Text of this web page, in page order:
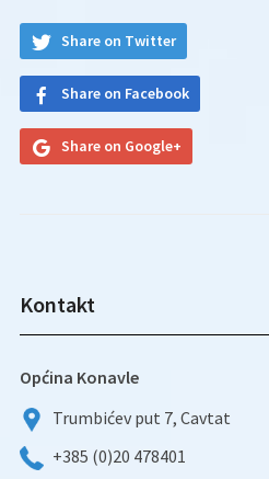
Share on Twitter
Share on Facebook
Share on Google+
Kontakt
Općina Konavle
Trumbićev put 7, Cavtat
+385 (0)20 478401